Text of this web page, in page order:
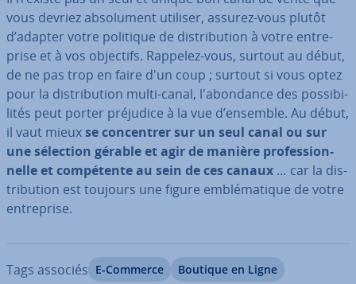
vous devriez ab­so­lu­ment utiliser, assurez-vous plutôt
d’adapter votre politique de dis­tri­bu­tion à votre en­tre­
prise et à vos objectifs. Rappelez-vous, surtout au début,
de ne pas trop en faire d'un coup ; surtout si vous optez
pour la dis­tri­bu­tion multi-canal, l'abon­dance des pos­si­bi­
li­tés peut porter préjudice à la vue d’ensemble. Au début,
il vaut mieuxse con­cen­trer sur un seul canal ou sur
une sélection gérable et agir de manière pro­fes­sion­
nelle et com­pé­tente au sein de ces canaux … car la dis­
tri­bu­tion est toujours une figure em­blé­ma­tique de votre
en­tre­prise.
Tags associés E-Commerce Boutique en Ligne